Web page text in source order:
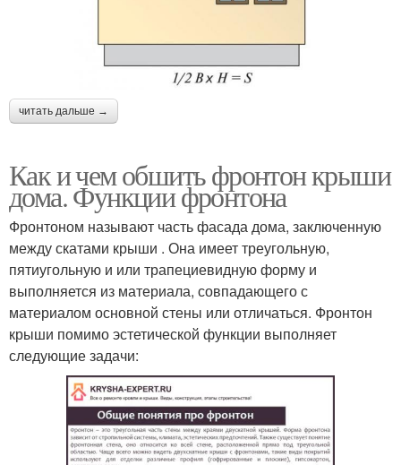
читать дальше →
Как и чем обшить фронтон крыши
дома. Функции фронтона
Фронтоном называют часть фасада дома, заключенную
между скатами крыши . Она имеет треугольную,
пятиугольную и или трапециевидную форму и
выполняется из материала, совпадающего с
материалом основной стены или отличаться. Фронтон
крыши помимо эстетической функции выполняет
следующие задачи: